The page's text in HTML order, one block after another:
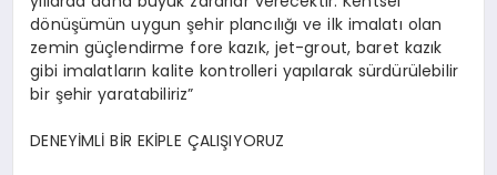
dönüşümün uygun şehir plancılığı ve ilk imalatı olan
zemin güçlendirme fore kazık, jet-grout, baret kazık
gibi imalatların kalite kontrolleri yapılarak sürdürülebilir
bir şehir yaratabiliriz”
DENEYİMLİ BİR EKİPLE ÇALIŞIYORUZ